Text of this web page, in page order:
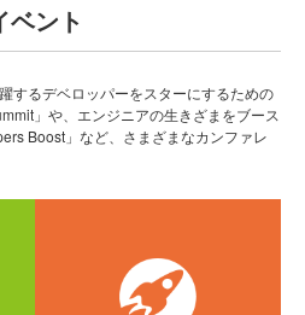
ベント
するデベロッパーをスターにするための
」や、エンジニアの生きざまをブース
Boost」など、さまざまなカンファレ